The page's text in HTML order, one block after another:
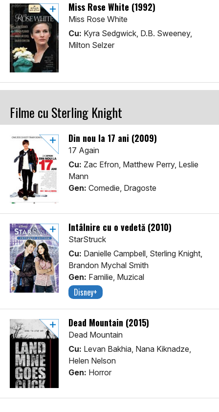
Miss Rose White (1992)
Miss Rose White
Cu: Kyra Sedgwick, D.B. Sweeney,
Milton Selzer
Filme cu Sterling Knight
Din nou la 17 ani (2009)
17 Again
Cu: Zac Efron, Matthew Perry, Leslie
Mann
Gen: Comedie, Dragoste
Întâlnire cu o vedetă (2010)
StarStruck
Cu: Danielle Campbell, Sterling Knight,
Brandon Mychal Smith
Gen: Familie, Muzical
Disney+
Dead Mountain (2015)
Dead Mountain
Cu: Levan Bakhia, Nana Kiknadze,
Helen Nelson
Gen: Horror